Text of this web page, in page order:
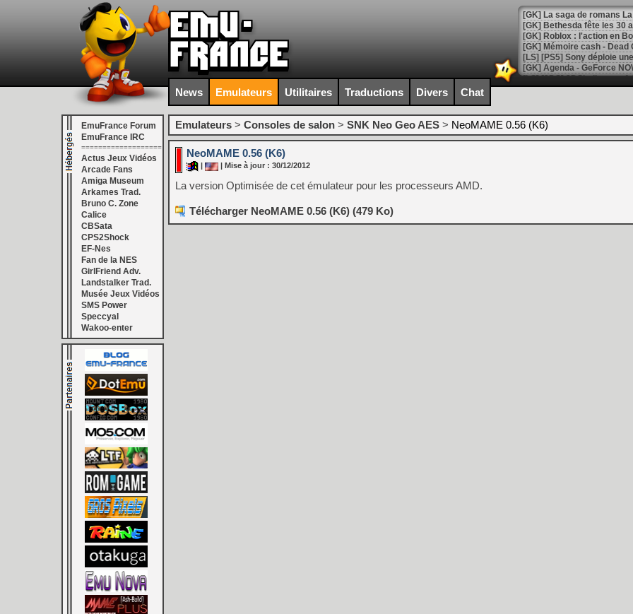
[GK] Bethesda fête les 30
[GK] Roblox : l'action en
[GK] Agenda - GeForce
[GK] Devolver Digital en a
[LS] [PS5] ps5-y2jb-
[GK] Pourquoi Marvel
[GK] Test : Restory : Chill
[GK] GTA 6 : Rockstar
[GK] Hot Wheels Infinite
[GK] Mémoire cash -
[GK] Résultats Nintendo :
[GK] Déjà des
[GK] Minecraft et ses «
[GK] Beast of
[GK] Ubisoft : fin de partie
[GK] Mémoire cash -
[GK] Dan Houser (GTA)
[GK] Comment EA Sports
[GK] Crimson Moon : un
[GK] Isle of Reveries : le
[GK] Moonlighter 2 : The
[GK] Capcom relance
[GK] Le beat'em up The
[GK] Endless Legend 2 :
[LS] [PS5] Le WebKit
[GK] Oubliez Crazy Taxi,
[LS] [Switch] NSZ 5.0.0
News Emulateurs Utilitaires Traductions Divers Chat
EmuFrance Forum
EmuFrance IRC
===================
Actus Jeux Vidéos
Arcade Fans
Amiga Museum
Arkames Trad.
Bruno C. Zone
Calice
CBSata
CPS2Shock
EF-Nes
Fan de la NES
GirlFriend Adv.
Landstalker Trad.
Musée Jeux Vidéos
SMS Power
Speccyal
Wakoo-enter
Emulateurs > Consoles de salon > SNK Neo Geo AES > NeoMAME 0.56 (K6)
NeoMAME 0.56 (K6)
| Mise à jour : 30/12/2012
La version Optimisée de cet émulateur pour les processeurs AMD.
Télécharger NeoMAME 0.56 (K6) (479 Ko)